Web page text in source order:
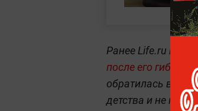
Ранее Life.ru писал
после его гибели
обратилась в суд
детства и не